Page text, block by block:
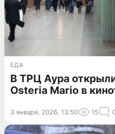
ЕДА
В ТРЦ Аура
Osteria Mario в
3 января, 2026, 13:50 15